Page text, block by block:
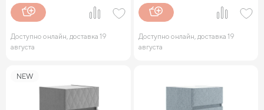
Доступно онлайн, доставка 19
августа
Доступно онлайн, доставка 19
августа
NEW